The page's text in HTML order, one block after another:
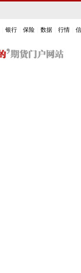
银行 保险 数据 行情